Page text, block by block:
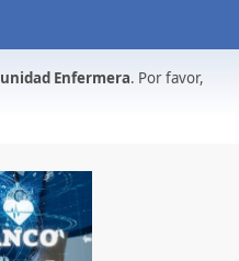
Enfermera. Por favor,